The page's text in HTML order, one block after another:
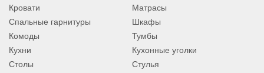
Кровати
Матрасы
Спальные гарнитуры
Шкафы
Комоды
Тумбы
Кухни
Кухонные уголки
Столы
Стулья